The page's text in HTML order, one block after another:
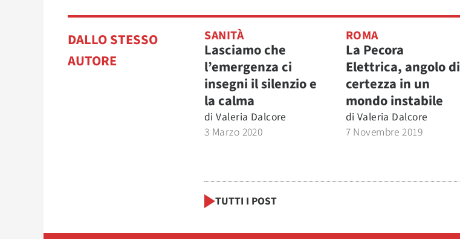
DALLO STESSO
AUTORE
SANITÀ
Lasciamo che
l’emergenza ci
insegni il silenzio e
la calma
di Valeria Dalcore
3 Marzo 2020
ROMA
La Pecora
Elettrica, angolo di
certezza in un
mondo instabile
di Valeria Dalcore
7 Novembre 2019
TUTTI I POST